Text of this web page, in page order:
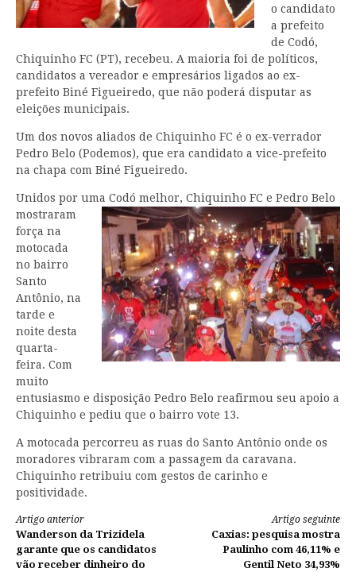
o candidato
a prefeito
de Codó,
Chiquinho FC (PT), recebeu. A maioria foi de políticos,
candidatos a vereador e empresários ligados ao ex-
prefeito Biné Figueiredo, que não poderá disputar as
eleições municipais.
Um dos novos aliados de Chiquinho FC é o ex-verrador
Pedro Belo (Podemos), que era candidato a vice-prefeito
na chapa com Biné Figueiredo.
Unidos por uma Codó melhor, Chiquinho FC e Pedro Belo
mostraram
força na
motocada
no bairro
Santo
Antônio, na
tarde e
noite desta
quarta-
feira. Com
muito
entusiasmo e disposição Pedro Belo reafirmou seu apoio a
Chiquinho e pediu que o bairro vote 13.
A motocada percorreu as ruas do Santo Antônio onde os
moradores vibraram com a passagem da caravana.
Chiquinho retribuiu com gestos de carinho e
positividade.
Continue
lendo
Artigo anterior
Wanderson da Trizidela
garante que os candidatos
vão receber dinheiro do
Artigo seguinte
Caxias: pesquisa mostra
Paulinho com 46,11% e
Gentil Neto 34,93%